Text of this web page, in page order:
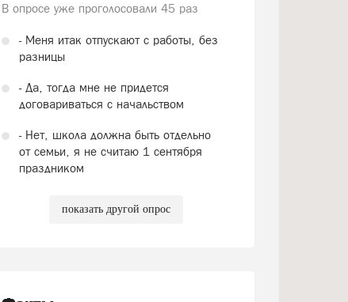
В опросе уже проголосовали 45 раз
- Меня итак отпускают с работы, без
разницы
- Да, тогда мне не придется
договариваться с начальством
- Нет, школа должна быть отдельно
от семьи, я не считаю 1 сентября
праздником
показать другой опрос